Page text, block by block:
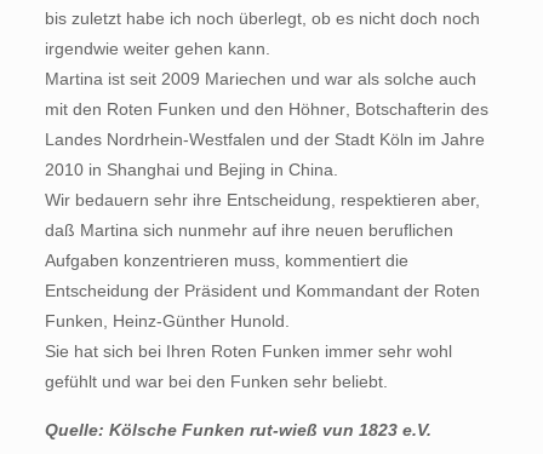
bis zuletzt habe ich noch überlegt, ob es nicht doch noch
irgendwie weiter gehen kann.
Martina ist seit 2009 Mariechen und war als solche auch
mit den Roten Funken und den Höhner, Botschafterin des
Landes Nordrhein-Westfalen und der Stadt Köln im Jahre
2010 in Shanghai und Bejing in China.
Wir bedauern sehr ihre Entscheidung, respektieren aber,
daß Martina sich nunmehr auf ihre neuen beruflichen
Aufgaben konzentrieren muss, kommentiert die
Entscheidung der Präsident und Kommandant der Roten
Funken, Heinz-Günther Hunold.
Sie hat sich bei Ihren Roten Funken immer sehr wohl
gefühlt und war bei den Funken sehr beliebt.
Quelle: Kölsche Funken rut-wieß vun 1823 e.V.